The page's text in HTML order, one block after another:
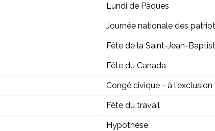
Lundi de Pâques
Journée nationale des
Fête de la Saint-Jean-
Fête du Canada
Congé civique - à
Fête du travail
Hypothèse